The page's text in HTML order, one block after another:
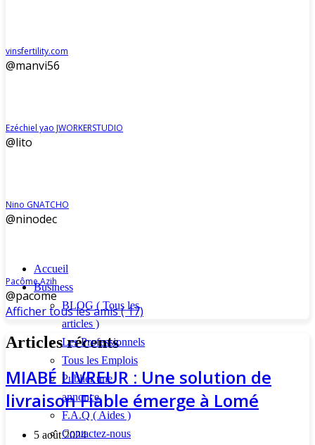
vinsfertility.com
@manvi56
Ezéchiel yao JWORKERSTUDIO
@lito
Nino GNATCHO
@ninodec
Pacôme Azih
@pacome
Afficher tous les amis ( 17)
Articles récents
MIABÉ LIVREUR : Une solution de
livraison Fiable émerge à Lomé
5 août 2024
Accueil
Business
BLOG ( Tous les
articles )
Les Professionnels
Tous les Emplois
Publier une
annonce
F.A.Q ( Aides )
Contactez-nous